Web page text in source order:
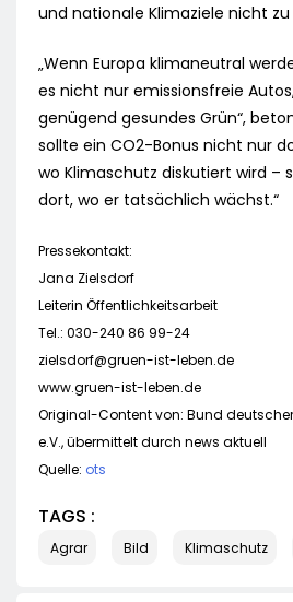
und nationale Klimaziele nicht
„Wenn Europa klimaneutral
es nicht nur emissionsfreie
genügend gesundes Grün“,
sollte ein CO2-Bonus nicht nur
wo Klimaschutz diskutiert wird –
dort, wo er tatsächlich wächst.“
Pressekontakt:
Jana Zielsdorf
Leiterin Öffentlichkeitsarbeit
Tel.: 030-240 86 99-24
zielsdorf@gruen-ist-leben.de
www.gruen-ist-leben.de
Original-Content von: Bund
e.V., übermittelt durch news aktuell
Quelle: ots
TAGS :
Agrar Bild Klimaschutz